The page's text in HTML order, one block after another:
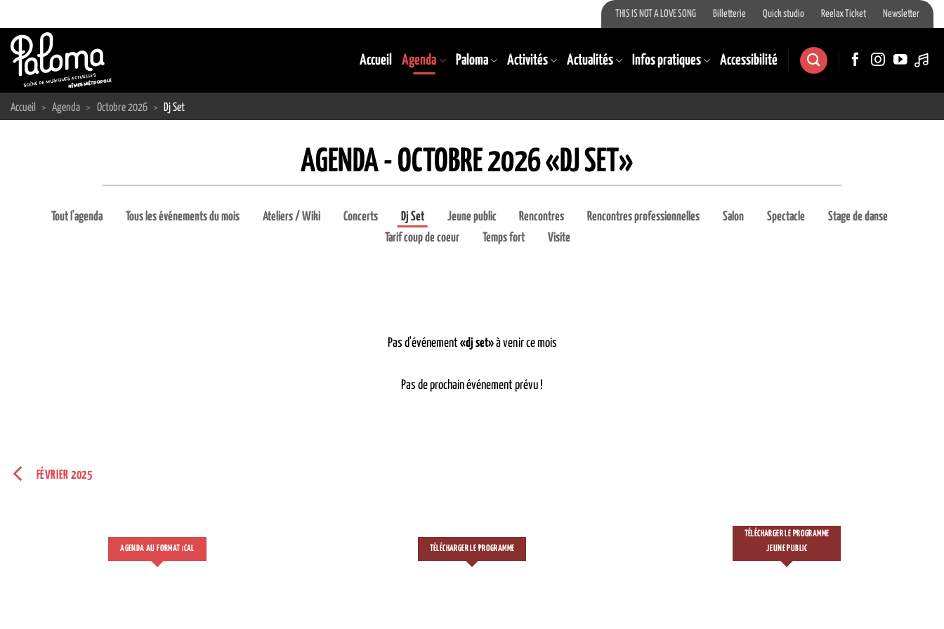
au
contenu
THIS IS NOT A LOVE SONG Billetterie Quick studio Reelax Ticket Newsletter
Accueil Agenda Paloma Activités Actualités Infos pratiques Accessibilité
Accueil > Agenda > Octobre 2026 > Dj Set
AGENDA - OCTOBRE 2026 «DJ SET»
Tout l'agenda Tous les événements du mois Ateliers / Wiki Concerts Dj Set Jeune public Rencontres Rencontres professionnelles Salon Spectacle
Stage de danse
Tarif coup de coeur
Temps fort Visite
Pas d'événement«dj set»à venir ce mois
Pas de prochain événement prévu !
FÉVRIER 2025
AGENDA AU FORMAT CAL TÉLÉCHARGER LE PROGRAMME
TÉLÉCHARGER LE PROGRAMME
JEUNE PUBLIC